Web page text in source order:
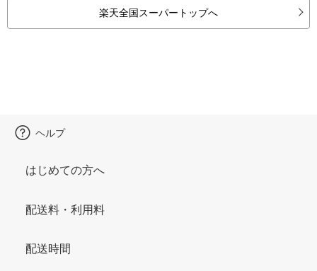
楽天全国スーパートップへ
ヘルプ
はじめての方へ
配送料・利用料
配送時間